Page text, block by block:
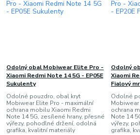
Odolný obal Mobiwear Elite Pro -
Xiaomi Redmi Note 14 5G - EP05E
Sukulenty
Odolné pouzdro, obal kryt
Mobiwear Elite Pro - maximální
ochrana mobilu Xiaomi Redmi
Note 14 5G, zesílené hrany, přesné
výřezy, pohodlné držení, odolná
grafika, kvalitní materiály
Odolný
Xiaomi
Fialový
Odolné
ochrana
Note 14
výřezy,
grafika,